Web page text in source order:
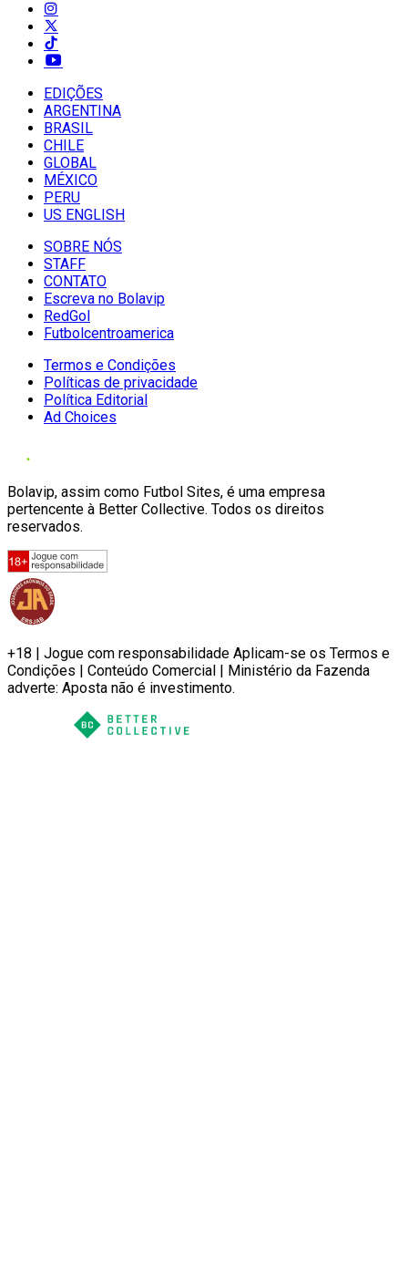
EDIÇÕES
ARGENTINA
BRASIL
CHILE
GLOBAL
MÉXICO
PERU
US ENGLISH
SOBRE NÓS
STAFF
CONTATO
Escreva no Bolavip
RedGol
Futbolcentroamerica
Termos e Condições
Políticas de privacidade
Política Editorial
Ad Choices
Bolavip, assim como Futbol Sites, é uma empresa
pertencente à Better Collective. Todos os direitos
reservados.
+18 | Jogue com responsabilidade Aplicam-se os Termos e
Condições | Conteúdo Comercial | Ministério da Fazenda
adverte: Aposta não é investimento.